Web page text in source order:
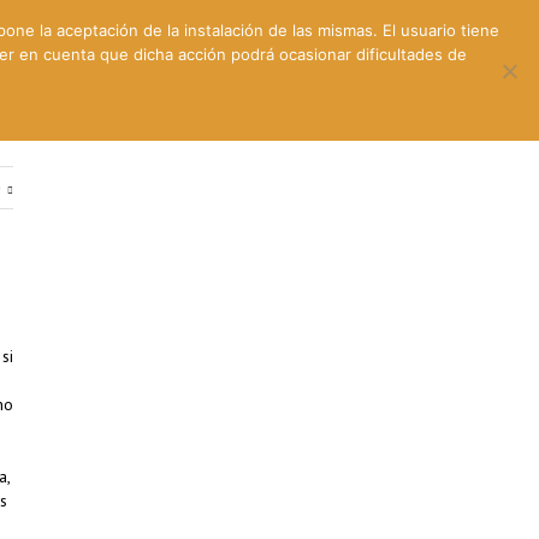
la aceptación de la instalación de las mismas. El usuario tiene
en cuenta que dicha acción podrá ocasionar dificultades de